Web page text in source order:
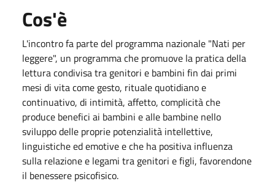
Cos'è
L'incontro fa parte del programma nazionale "Nati per
leggere", un programma che promuove la pratica della
lettura condivisa tra genitori e bambini fin dai primi
mesi di vita come gesto, rituale quotidiano e
continuativo, di intimità, affetto, complicità che
produce benefici ai bambini e alle bambine nello
sviluppo delle proprie potenzialità intellettive,
linguistiche ed emotive e che ha positiva influenza
sulla relazione e legami tra genitori e figli, favorendone
il benessere psicofisico.